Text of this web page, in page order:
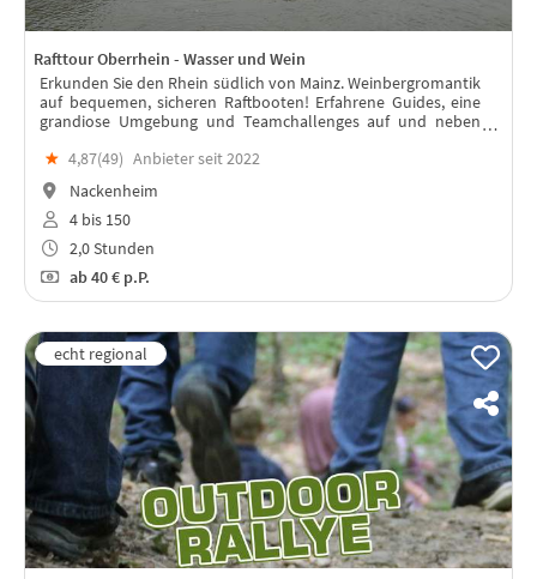
Rafttour Oberrhein - Wasser und Wein
Erkunden Sie den Rhein südlich von Mainz. Weinbergromantik
auf bequemen, sicheren Raftbooten! Erfahrene Guides, eine
grandiose Umgebung und Teamchallenges auf und neben
Weinprobe im Anschluss möglich!
★ 4,87(49) Anbieter seit 2022
Nackenheim
4 bis 150
2,0 Stunden
ab40 € p.P.